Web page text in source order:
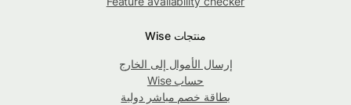
منتجات Wise
إرسال الأموال إلى الخارج
حساب Wise
بطاقة خصم مباشر دولية